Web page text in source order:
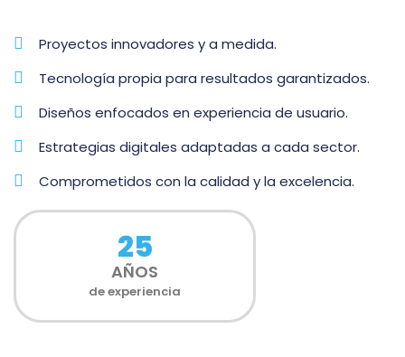
Proyectos innovadores y a medida.
Tecnología propia para resultados garantizados.
Diseños enfocados en experiencia de usuario.
Estrategias digitales adaptadas a cada sector.
Comprometidos con la calidad y la excelencia.
25
AÑOS
de experiencia